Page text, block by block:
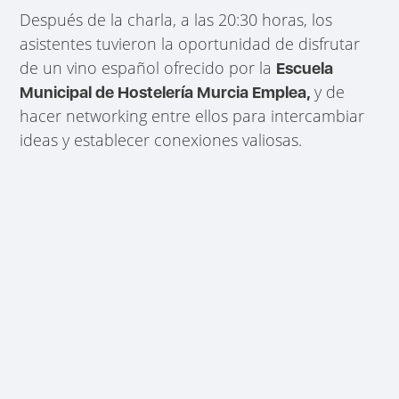
Después de la charla, a las 20:30 horas, los
asistentes tuvieron la oportunidad de disfrutar
de un vino español ofrecido por la Escuela
Municipal de Hostelería Murcia Emplea,y de
hacer networking entre ellos para intercambiar
ideas y establecer conexiones valiosas.